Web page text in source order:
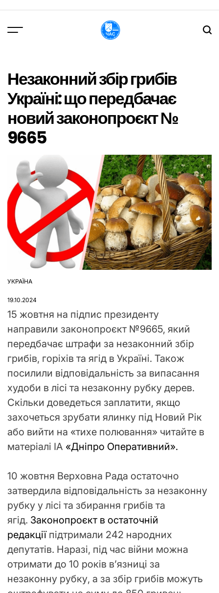
вмісту
Незаконний збір грибів
Україні: що передбачає
новий законопроєкт №
9665
ОПУБЛІКУВАТИ
УКРАЇНА
19.10.2024
15 жовтня на підпис президенту
направили законопроєкт №9665, який
передбачає штрафи за незаконний збір
грибів, горіхів та ягід в Україні. Також
посилили відповідальність за випасання
худоби в лісі та незаконну рубку дерев.
Скільки доведеться заплатити, якщо
захочеться зрубати ялинку під Новий Рік
або вийти на «тихе полювання» читайте в
матеріалі ІА «Дніпро Оперативний».
10 жовтня Верховна Рада остаточно
затвердила відповідальність за незаконну
рубку у лісі та збирання грибів та
ягід. Законопроєкт в остаточній
редакціїпідтримали 242 народних
депутатів. Наразі, під час війни можна
отримати до 10 років в’язниці за
незаконну рубку, а за збір грибів можуть